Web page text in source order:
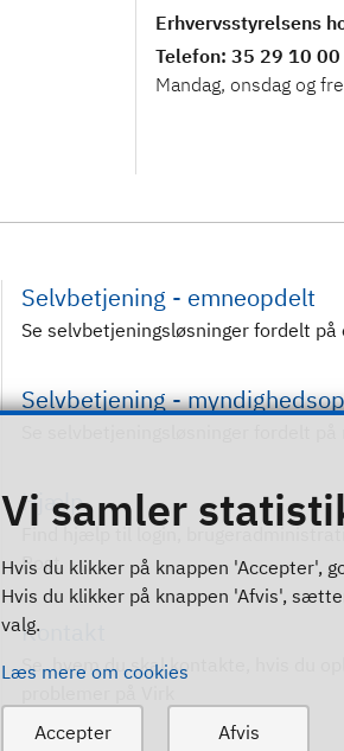
Vi samler
Hvis du klikker på knappen 'Accepter',
Hvis du klikker på knappen 'Afvis',
valg.
Læs mere om cookies
Accepter Afvis
Erhvervsstyrelsens
Telefon: 35 29 10 00
Mandag, onsdag og
Selvbetjening - emneopdelt
Se selvbetjeningsløsninger fordelt på
Selvbetjening -
Hjælp
Find hjælp til login,
Post
Kontakt
Se, hvem du skal kontakte, hvis du